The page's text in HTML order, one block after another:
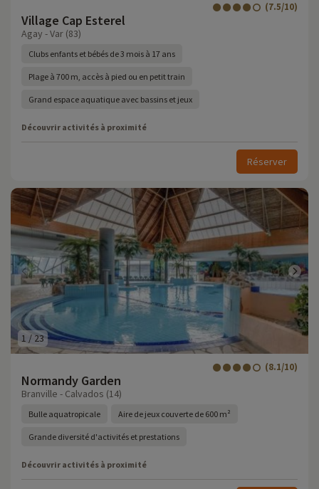
Village Cap Esterel
(7.5/10)
Agay - Var (83)
Clubs enfants et bébés de 3 mois à 17 ans
Plage à 700 m, accès à pied ou en petit train
Grand espace aquatique avec bassins et jeux
Découvrir activités à proximité
Réserver
1 / 23
Normandy Garden
(8.1/10)
Branville - Calvados (14)
Bulle aquatropicale Aire de jeux couverte de 600 m²
Grande diversité d'activités et prestations
Découvrir activités à proximité